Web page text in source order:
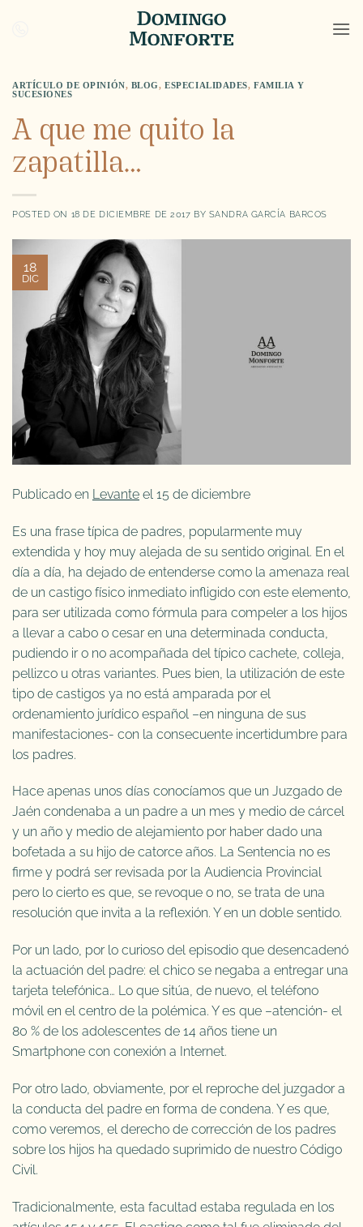
ARTÍCULO DE OPINIÓN, BLOG,ESPECIALIDADES,FAMILIA Y
SUCESIONES
A que me quito la
zapatilla…
POSTED ON 18 DE DICIEMBRE DE 2017 BY SANDRA GARCÍA BARCOS
18
DIC
Publicado en Levante el 15 de diciembre
Es una frase típica de padres, popularmente muy
extendida y hoy muy alejada de su sentido original. En el
día a día, ha dejado de entenderse como la amenaza real
de un castigo físico inmediato infligido con este elemento,
para ser utilizada como fórmula para compeler a los hijos
a llevar a cabo o cesar en una determinada conducta,
pudiendo ir o no acompañada del típico cachete, colleja,
pellizco u otras variantes. Pues bien, la utilización de este
tipo de castigos ya no está amparada por el
ordenamiento jurídico español –en ninguna de sus
manifestaciones- con la consecuente incertidumbre para
los padres.
Hace apenas unos días conocíamos que un Juzgado de
Jaén condenaba a un padre a un mes y medio de cárcel
y un año y medio de alejamiento por haber dado una
bofetada a su hijo de catorce años. La Sentencia no es
firme y podrá ser revisada por la Audiencia Provincial
pero lo cierto es que, se revoque o no, se trata de una
resolución que invita a la reflexión. Y en un doble sentido.
Por un lado, por lo curioso del episodio que desencadenó
la actuación del padre: el chico se negaba a entregar una
tarjeta telefónica… Lo que sitúa, de nuevo, el teléfono
móvil en el centro de la polémica. Y es que –atención- el
80 % de los adolescentes de 14 años tiene un
Smartphone con conexión a Internet.
Por otro lado, obviamente, por el reproche del juzgador a
la conducta del padre en forma de condena. Y es que,
como veremos, el derecho de corrección de los padres
sobre los hijos ha quedado suprimido de nuestro Código
Civil.
Tradicionalmente, esta facultad estaba regulada en los